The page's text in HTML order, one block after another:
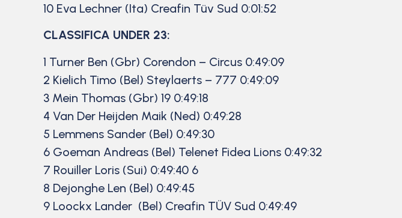
10 Eva Lechner (Ita) Creafin Tüv Sud 0:01:52
CLASSIFICA UNDER 23:
1 Turner Ben (Gbr) Corendon – Circus 0:49:09
2 Kielich Timo (Bel) Steylaerts – 777 0:49:09
3 Mein Thomas (Gbr) 19 0:49:18
4 Van Der Heijden Maik (Ned) 0:49:28
5 Lemmens Sander (Bel) 0:49:30
6 Goeman Andreas (Bel) Telenet Fidea Lions 0:49:32
7 Rouiller Loris (Sui) 0:49:40 6
8 Dejonghe Len (Bel) 0:49:45
9 Loockx Lander (Bel) Creafin TÜV Sud 0:49:49